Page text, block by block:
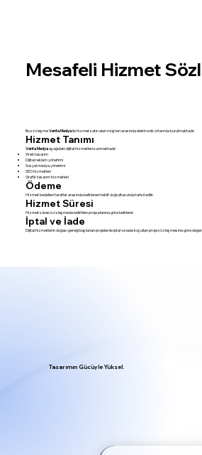
Mesafeli Hizmet
Bu sözleşmeVenta Medyaile hizmet satın alan müşteri arasında elektronik ortamda kurulmaktadır.
Hizmet Tanımı
Venta Medyaaşağıdaki dijital hizmetleri sunmaktadır:
Web tasarım
Dijital reklam yönetimi
Sosyal medya yönetimi
SEO hizmetleri
Grafik tasarım hizmetleri
Ödeme
Hizmet bedelleri taraflar arasında belirlenen teklif doğrultusunda tahsil edilir.
Hizmet Süresi
Hizmet süresi sözleşmede belirtilen proje planına göre belirlenir.
İptal ve İade
Dijital hizmetlerin doğası gereği başlanan projelerde iptal ve iade koşulları proje sözleşmesine göre
Tasarımın Gücüyle Yüksel.